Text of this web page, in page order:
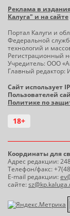
Реклама в
Калуга" и на сайте
Портал Калуги и
Федеральной
технологий и
Регистрационный
Учредитель: ООО
Главный редактор:
Сайт использует
Пользователей
Политике по
18+
Координаты для
Адрес редакции:
Телефон/факс:
E-mail редакции:
сайте: